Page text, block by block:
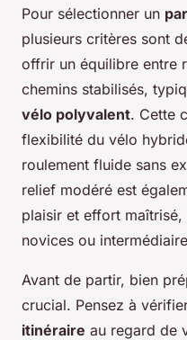
Pour sélectionner un
plusieurs critères sont
offrir un équilibre entre
chemins stabilisés,
vélo polyvalent. Cette
flexibilité du vélo
roulement fluide sans
relief modéré est
plaisir et effort
novices ou
Avant de partir, bien
crucial. Pensez à
itinéraire au regard de